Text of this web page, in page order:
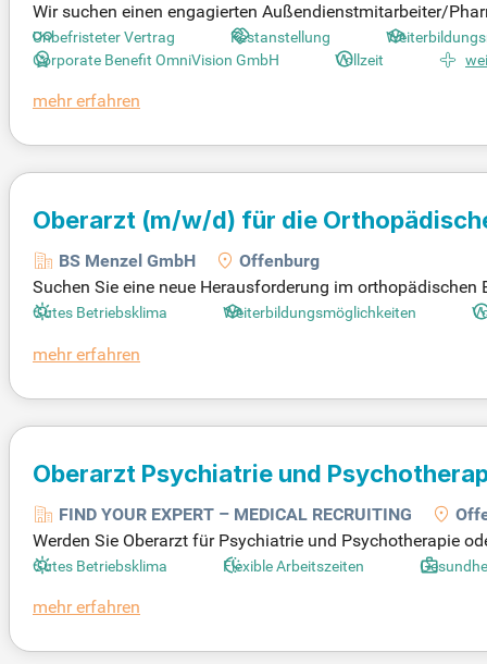
Wir suchen einen engagierten Außendienstmitarbeiter/
Schwenningen. In dieser Position beraten Sie
ie das Marktpotenzial und entwickeln strategische
ne Ausbildung als PTA/MTA sowie mehrjährige Erfahrung
Unbefristeter Vertrag Festanstellung
Corporate Benefit OmniVision GmbH
Vollzeit
mehr erfahren
Oberarzt (m/w/d) für die
BS Menzel GmbH
Offenburg
Suchen Sie eine neue Herausforderung im
erten Rehabilitationsklinik Offenburg. Ihr Aufgabenbereich
ie oder Physikalischer und Rehabilitativer Medizin mit und
e Ihre Karriere jetzt!
Gutes Betriebsklima Weiterbildungsmöglichkeiten
mehr erfahren
Oberarzt Psychiatrie und
FIND YOUR EXPERT – MEDICAL RECRUITING
Werden Sie Oberarzt für Psychiatrie und Psychotherapie
rozess Ihrer Patienten. Genießen Sie eine attraktive
hme an wissenschaftlichen Projekten.
engagierten Teams!
Gutes Betriebsklima Flexible Arbeitszeiten
mehr erfahren